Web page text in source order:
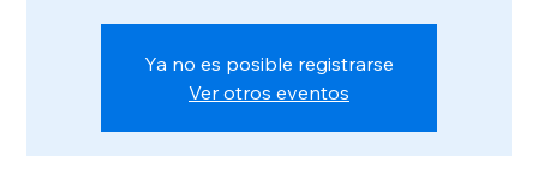
Ya no es posible registrarse
Ver otros eventos